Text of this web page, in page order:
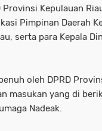
Kepulauan
Pimpinan Daerah
serta para Kepala
oleh DPRD
masukan yang di
Nadeak.